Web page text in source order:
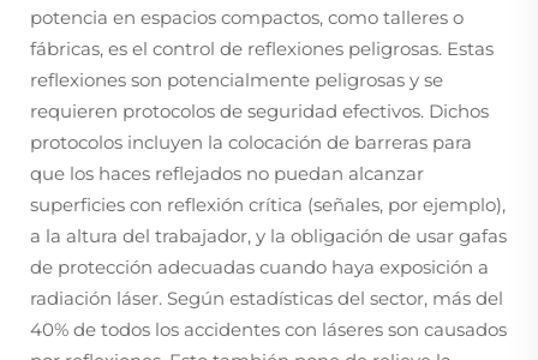
potencia en espacios compactos, como talleres o
fábricas, es el control de reflexiones peligrosas. Estas
reflexiones son potencialmente peligrosas y se
requieren protocolos de seguridad efectivos. Dichos
protocolos incluyen la colocación de barreras para
que los haces reflejados no puedan alcanzar
superficies con reflexión crítica (señales, por ejemplo),
a la altura del trabajador, y la obligación de usar gafas
de protección adecuadas cuando haya exposición a
radiación láser. Según estadísticas del sector, más del
40% de todos los accidentes con láseres son causados